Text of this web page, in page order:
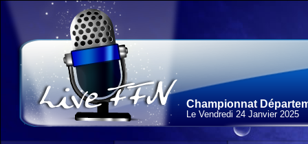
Championnat
Le Vendredi 24 Janvier 2025